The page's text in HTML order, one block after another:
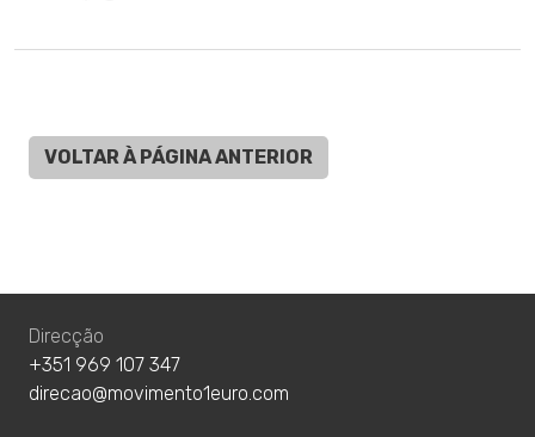
VOLTAR À PÁGINA ANTERIOR
Direcção
+351 969 107 347
direcao@movimento1euro.com